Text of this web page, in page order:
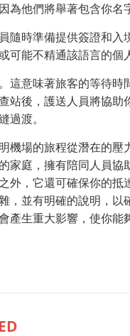
為他們將舉著包含你名
隨時準備提供簽證和
能不精通該語言的個
這意味著旅客的等待
站後，護送人員將協助
過渡。
機場的旅程從潛在的
家庭，擁有陪同人員
外，它還可確保你的
，並有明確的說明，
產生重大影響，使你